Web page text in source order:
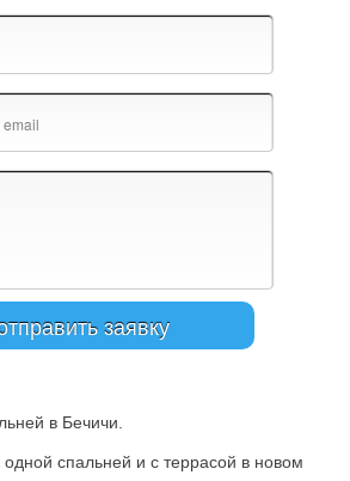
в Бечичи.
одной спальней и с террасой в новом